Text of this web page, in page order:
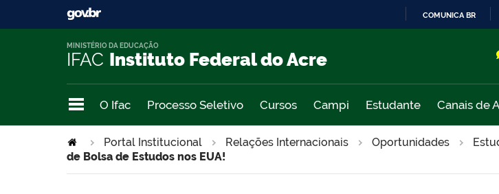
COMUNICA BR
IFAC Instituto Federal do Acre
MINISTÉRIO DA EDUCAÇÃO
O Ifac Processo Seletivo Cursos Campi Estudante Canais de
Portal Institucional Relações Internacionais Oportunidades
de Bolsa de Estudos nos EUA!